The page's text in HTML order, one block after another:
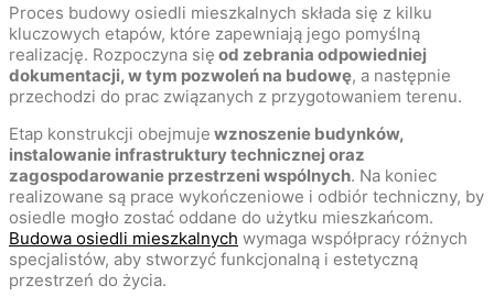
Proces budowy osiedli mieszkalnych składa się z kilku
kluczowych etapów, które zapewniają jego pomyślną
realizację. Rozpoczyna się od zebrania odpowiedniej
dokumentacji, w tym pozwoleń na budowę, a następnie
przechodzi do prac związanych z przygotowaniem terenu.
Etap konstrukcji obejmuje wznoszenie budynków,
instalowanie infrastruktury technicznej oraz
zagospodarowanie przestrzeni wspólnych. Na koniec
realizowane są prace wykończeniowe i odbiór techniczny, by
osiedle mogło zostać oddane do użytku mieszkańcom.
Budowa osiedli mieszkalnych wymaga współpracy różnych
specjalistów, aby stworzyć funkcjonalną i estetyczną
przestrzeń do życia.